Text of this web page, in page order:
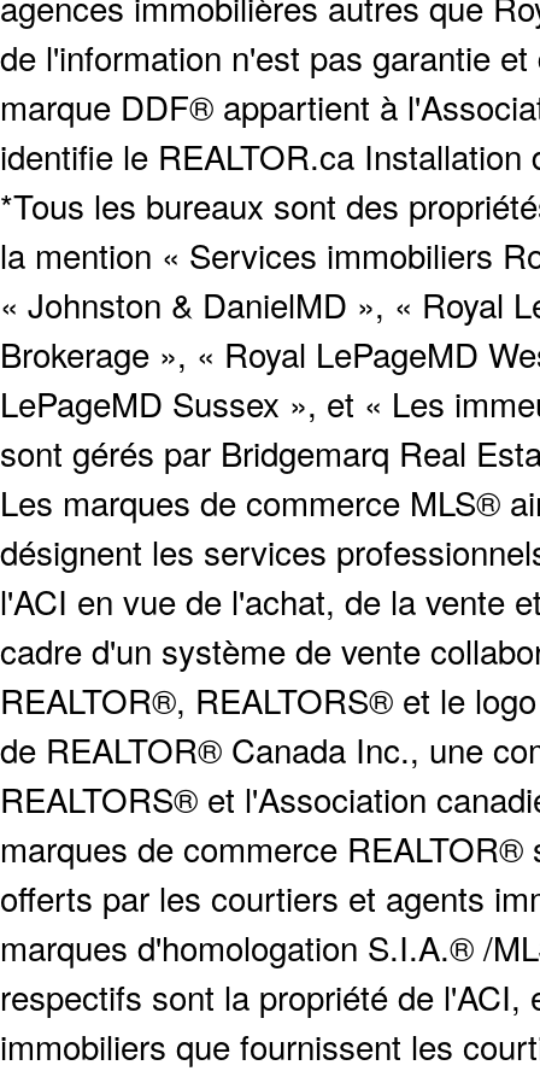
de l'information n'est pas garantie
marque DDF® appartient à
identifie le REALTOR.ca
*Tous les bureaux sont des
la mention « Services immobiliers
« Johnston & DanielMD », « Royal
Brokerage », « Royal LePageMD
LePageMD Sussex », et « Les
sont gérés par Bridgemarq Real
Les marques de commerce MLS®
désignent les services
l'ACI en vue de l'achat, de la vente
cadre d'un système de vente
REALTOR®, REALTORS® et le
de REALTOR® Canada Inc., une
REALTORS® et l'Association
marques de commerce
offerts par les courtiers et agents
marques d'homologation S.I.A.® /
respectifs sont la propriété de
immobiliers que fournissent les